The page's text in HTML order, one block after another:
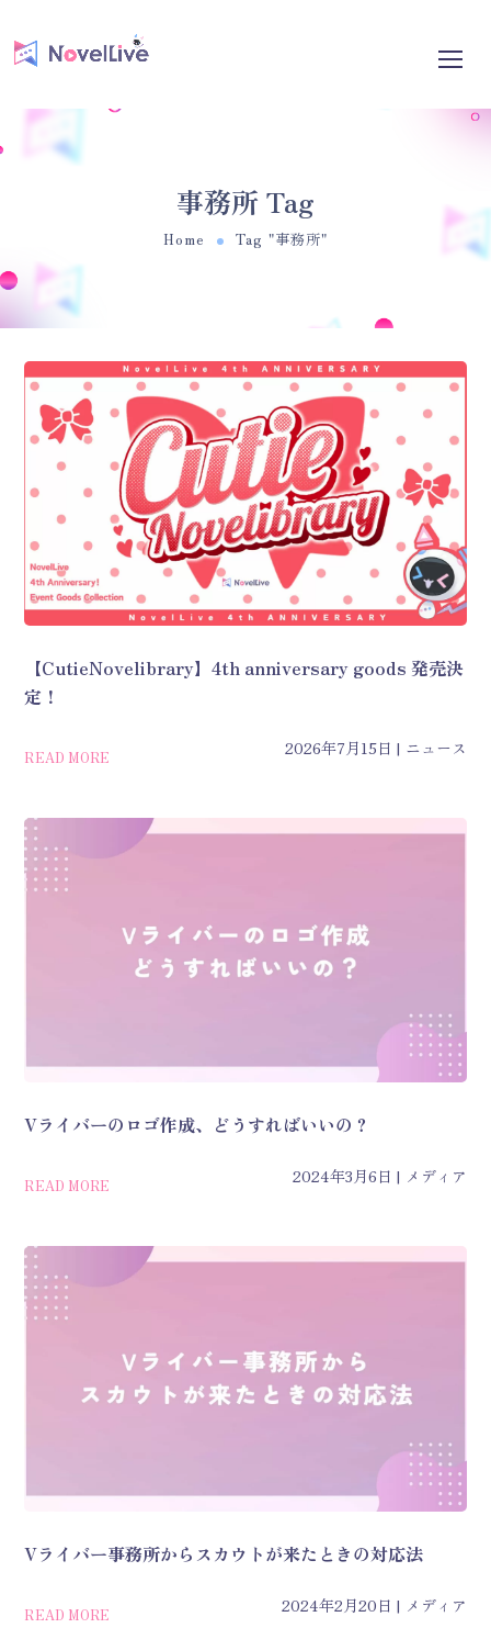
事務所 Tag
Home Tag "事務所"
2026年7月15日 ニュース
【CutieNovelibrary】4th anniversary goods 発売決
定！
READ MORE
2024年3月6日 メディア
Vライバーのロゴ作成、どうすればいいの？
READ MORE
2024年2月20日 メディア
Vライバー事務所からスカウトが来たときの対応法
READ MORE